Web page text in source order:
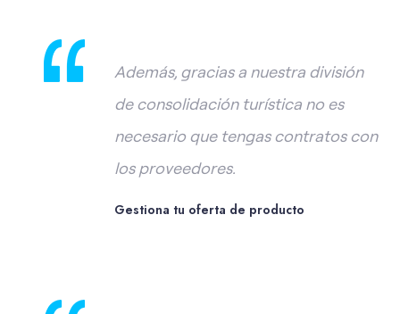
Además, gracias a nuestra división
de consolidación turística no es
necesario que tengas contratos con
los proveedores.
Gestiona tu oferta de producto